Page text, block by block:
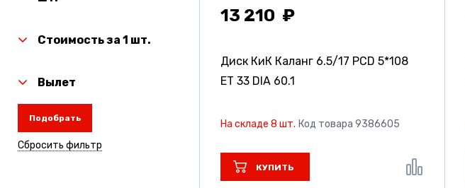
Стоимость за 1 шт.
Вылет
Подобрать
Сбросить фильтр
13 210
Диск КиК Каланг 6.5/17 PCD 5*108
ET 33 DIA 60.1
На складе 8 шт. Код товара 9386605
КУПИТЬ